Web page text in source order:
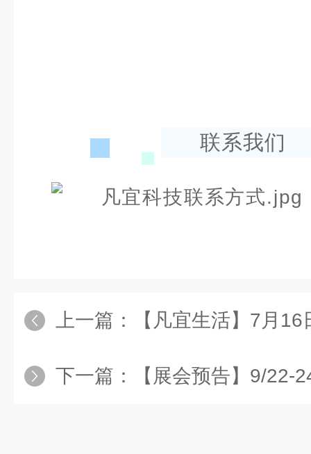
联系我们
上一篇： 【凡宜生活】7月16日入伏，
下一篇： 【展会预告】9/22-24 2022中国饲